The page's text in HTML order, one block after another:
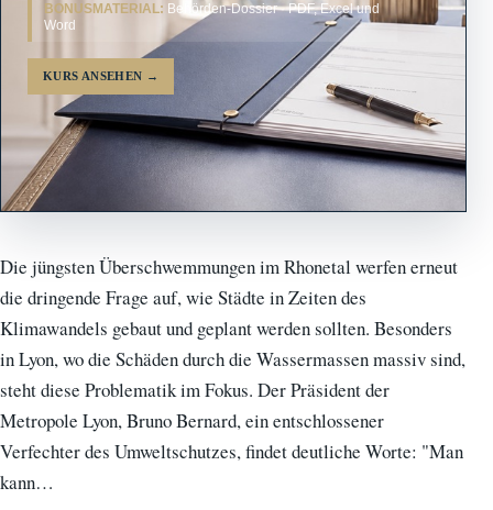
BONUSMATERIAL: Behörden-Dossier · PDF, Excel und
Word
KURS ANSEHEN →
Die jüngsten Überschwemmungen im Rhonetal werfen erneut
die dringende Frage auf, wie Städte in Zeiten des
Klimawandels gebaut und geplant werden sollten. Besonders
in Lyon, wo die Schäden durch die Wassermassen massiv sind,
steht diese Problematik im Fokus. Der Präsident der
Metropole Lyon, Bruno Bernard, ein entschlossener
Verfechter des Umweltschutzes, findet deutliche Worte: "Man
kann…